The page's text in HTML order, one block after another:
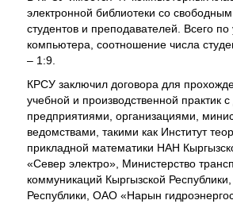
электронной библиотеки со
студентов и преподавателей. Всего по
компьютера, соотношение числа
– 1:9.
КРСУ заключил договора для
учебной и производственной практик
предприятиями, организациями,
ведомствами, такими как Институт
прикладной математики НАН
«Север электро», Министерство
коммуникаций Кыргызской
Республики, ОАО «Нарын